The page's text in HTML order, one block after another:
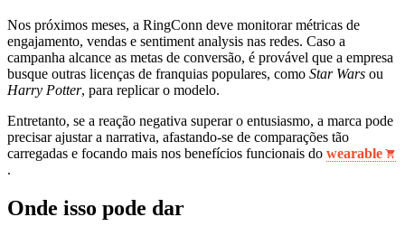
Nos próximos meses, a RingConn deve monitorar métricas de
engajamento, vendas e sentiment analysis nas redes. Caso a
campanha alcance as metas de conversão, é provável que a empresa
busque outras licenças de franquias populares, como Star Wars ou
Harry Potter, para replicar o modelo.
Entretanto, se a reação negativa superar o entusiasmo, a marca pode
precisar ajustar a narrativa, afastando-se de comparações tão
carregadas e focando mais nos benefícios funcionais do wearable
.
Onde isso pode dar